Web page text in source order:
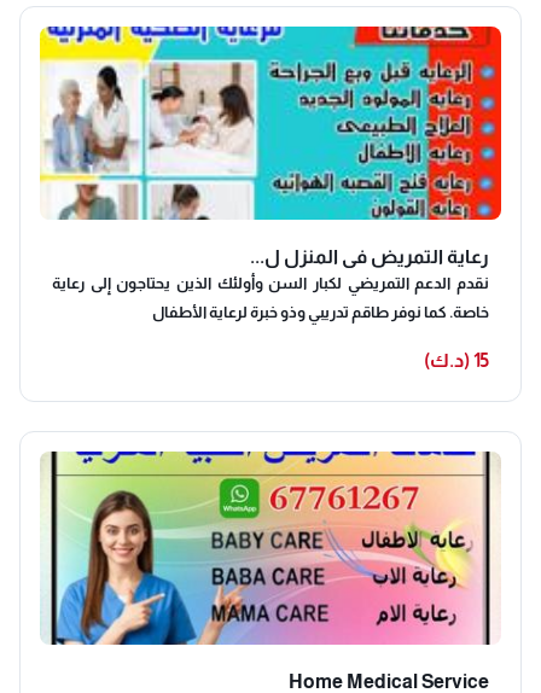
رعاية التمريض في المنزل ل...
نقدم الدعم التمريضي لكبار السن وأولئك الذين يحتاجون إلى رعاية
خاصة. كما نوفر طاقم تدريبي وذو خبرة لرعاية الأطفال
15 (د.ك)
Home Medical Service